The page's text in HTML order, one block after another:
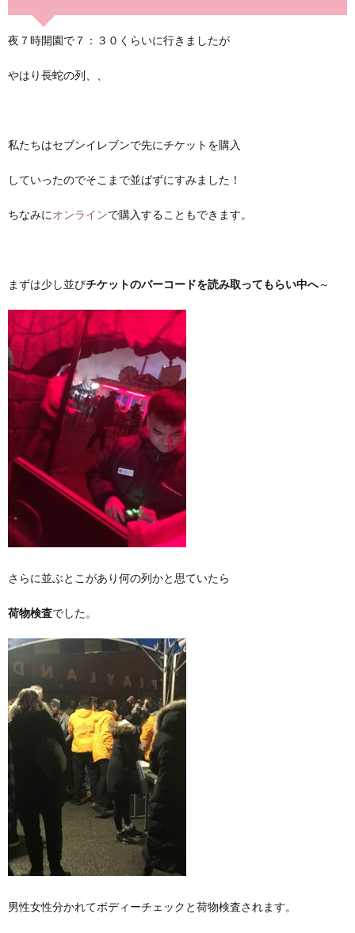
夜７時開園で７：３０くらいに行きましたが
やはり長蛇の列、、
私たちはセブンイレブンで先にチケットを購入
していったのでそこまで並ばずにすみました！
ちなみにオンラインで購入することもできます。
まずは少し並びチケットのバーコードを読み取ってもらい中へ～
さらに並ぶとこがあり何の列かと思ていたら
荷物検査でした。
男性女性分かれてボディーチェックと荷物検査されます。